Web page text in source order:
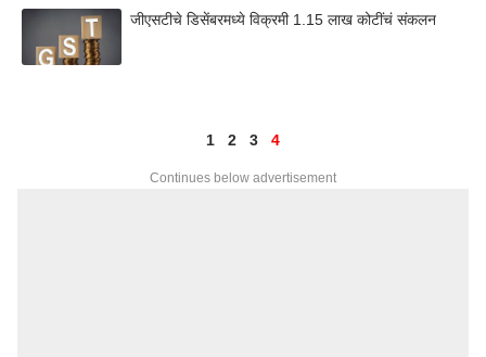
जीएसटीचे डिसेंबरमध्ये विक्रमी 1.15 लाख कोटींचं संकलन
1 2 3 4
Continues below advertisement